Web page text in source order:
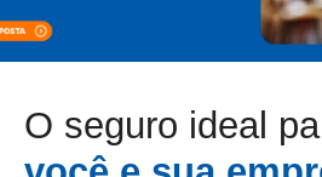
O seguro ideal